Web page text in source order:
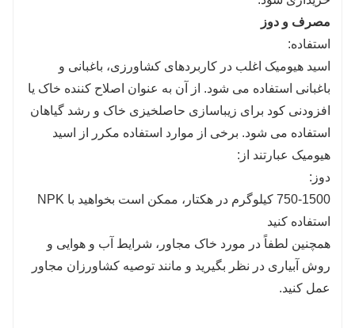
مصرف و دوز
استفاده:
اسید هیومیک اغلب در کاربردهای کشاورزی، باغبانی و
باغبانی استفاده می شود. از آن به عنوان اصلاح کننده خاک یا
افزودنی کود برای زیباسازی حاصلخیزی خاک و رشد گیاهان
استفاده می شود. برخی از موارد استفاده مکرر از اسید
هیومیک عبارتند از:
دوز:
750-1500 کیلوگرم در هکتار، ممکن است بخواهید با NPK
استفاده کنید
همچنین لطفاً در مورد خاک مجاور، شرایط آب و هوایی و
روش آبیاری در نظر بگیرید و مانند توصیه کشاورزان مجاور
عمل کنید.